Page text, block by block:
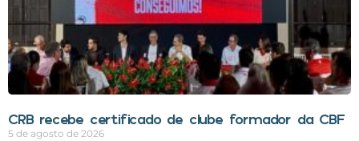
CRB recebe certificado de clube formador da CBF
5 de agosto de 2026